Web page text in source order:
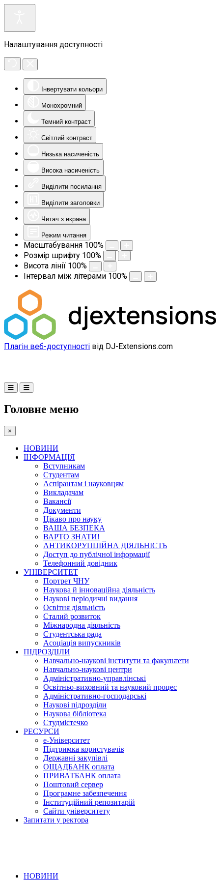
Налаштування доступності
Інвертувати кольори
Монохромний
Темний контраст
Світлий контраст
Низька насиченість
Висока насиченість
Виділити посилання
Виділити заголовки
Читач з екрана
Режим читання
Масштабування 100%
Розмір шрифту 100%
Висота лінії 100%
Інтервал між літерами 100%
Плагін веб-доступності від DJ-Extensions.com
Головне меню
×
НОВИНИ
ІНФОРМАЦІЯ
Вступникам
Студентам
Аспірантам і науковцям
Викладачам
Вакансії
Документи
Цікаво про науку
ВАША БЕЗПЕКА
ВАРТО ЗНАТИ!
АНТИКОРУПЦІЙНА ДІЯЛЬНІСТЬ
Доступ до публічної інформації
Телефонний довідник
УНІВЕРСИТЕТ
Портрет ЧНУ
Наукова й інноваційна діяльність
Наукові періодичні видання
Освітня діяльність
Сталий розвиток
Міжнародна діяльність
Студентська рада
Асоціація випускників
ПІДРОЗДІЛИ
Навчально-наукові інститути та факультети
Навчально-наукові центри
Адміністративно-управлінські
Освітньо-виховний та науковий процес
Адміністративно-господарські
Наукові підрозділи
Наукова бібліотека
Студмістечко
РЕСУРСИ
е-Університет
Підтримка користувачів
Державні закупівлі
ОЩАДБАНК оплата
ПРИВАТБАНК оплата
Поштовий сервер
Програмне забезпечення
Інституційний репозитарій
Сайти університету
Запитати у ректора
НОВИНИ